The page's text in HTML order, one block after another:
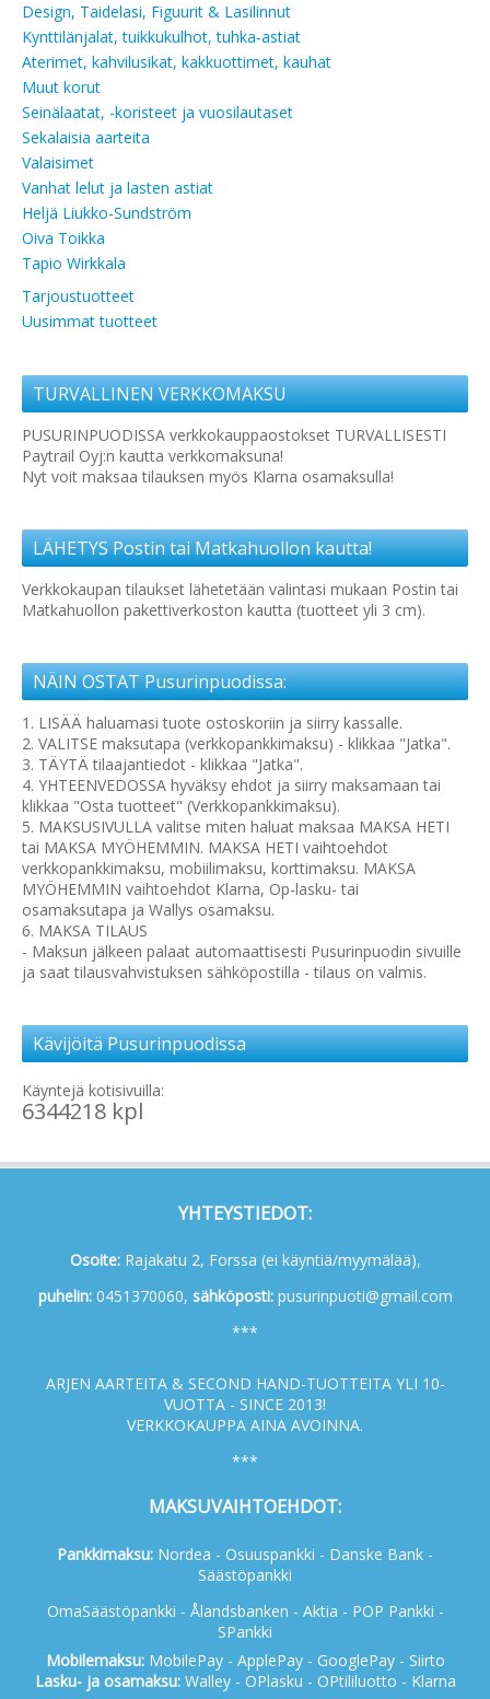
Design, Taidelasi, Figuurit & Lasilinnut
Kynttilänjalat, tuikkukulhot, tuhka-astiat
Aterimet, kahvilusikat, kakkuottimet, kauhat
Muut korut
Seinälaatat, -koristeet ja vuosilautaset
Sekalaisia aarteita
Valaisimet
Vanhat lelut ja lasten astiat
Heljä Liukko-Sundström
Oiva Toikka
Tapio Wirkkala
Tarjoustuotteet
Uusimmat tuotteet
TURVALLINEN VERKKOMAKSU
PUSURINPUODISSA verkkokauppaostokset TURVALLISESTI
Paytrail Oyj:n kautta verkkomaksuna!
Nyt voit maksaa tilauksen myös Klarna osamaksulla!
LÄHETYS Postin tai Matkahuollon kautta!
Verkkokaupan tilaukset lähetetään valintasi mukaan Postin tai
Matkahuollon pakettiverkoston kautta (tuotteet yli 3 cm).
NÄIN OSTAT Pusurinpuodissa:
1. LISÄÄ haluamasi tuote ostoskoriin ja siirry kassalle.
2. VALITSE maksutapa (verkkopankkimaksu) - klikkaa "Jatka".
3. TÄYTÄ tilaajantiedot - klikkaa "Jatka".
4. YHTEENVEDOSSA hyväksy ehdot ja siirry maksamaan tai
klikkaa "Osta tuotteet" (Verkkopankkimaksu).
5. MAKSUSIVULLA valitse miten haluat maksaa MAKSA HETI
tai MAKSA MYÖHEMMIN. MAKSA HETI vaihtoehdot
verkkopankkimaksu, mobiilimaksu, korttimaksu. MAKSA
MYÖHEMMIN vaihtoehdot Klarna, Op-lasku- tai
osamaksutapa ja Wallys osamaksu.
6. MAKSA TILAUS
- Maksun jälkeen palaat automaattisesti Pusurinpuodin sivuille
ja saat tilausvahvistuksen sähköpostilla - tilaus on valmis.
Kävijöitä Pusurinpuodissa
Käyntejä kotisivuilla:
6344218 kpl
YHTEYSTIEDOT:
Osoite:Rajakatu 2, Forssa (ei käyntiä/myymälää),
puhelin:0451370060, sähköposti:pusurinpuoti@gmail.com
***
ARJEN AARTEITA & SECOND HAND-TUOTTEITA YLI 10-
VUOTTA - SINCE 2013!
VERKKOKAUPPA AINA AVOINNA.
***
MAKSUVAIHTOEHDOT:
Pankkimaksu: Nordea - Osuuspankki - Danske Bank -
Säästöpankki
OmaSäästöpankki - Ålandsbanken - Aktia - POP Pankki -
SPankki
Mobilemaksu:MobilePay - ApplePay - GooglePay - Siirto
Lasku- ja osamaksu:Walley - OPlasku - OPtililuotto - Klarna